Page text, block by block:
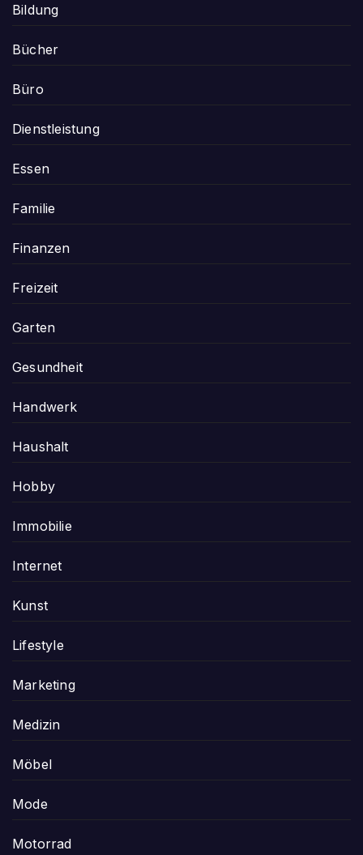
Bildung
Bücher
Büro
Dienstleistung
Essen
Familie
Finanzen
Freizeit
Garten
Gesundheit
Handwerk
Haushalt
Hobby
Immobilie
Internet
Kunst
Lifestyle
Marketing
Medizin
Möbel
Mode
Motorrad